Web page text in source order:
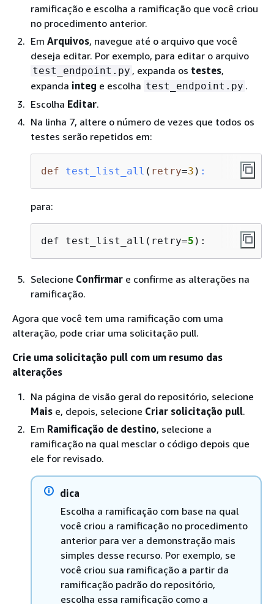
ramificação e escolha a ramificação que você criou
no procedimento anterior.
Em Arquivos, navegue até o arquivo que você
deseja editar. Por exemplo, para editar o arquivo
test_endpoint.py , expanda os testes,
expanda integ e escolha test_endpoint.py .
Escolha Editar.
Na linha 7, altere o número de vezes que todos os
testes serão repetidos em:
def test_list_all ( retry=3 ) :
para:
def test_list_all(retry=5 ):
Selecione Confirmar e confirme as alterações na
ramificação.
Agora que você tem uma ramificação com uma
alteração, pode criar uma solicitação pull.
Crie uma solicitação pull com um resumo das
alterações
Na página de visão geral do repositório, selecione
Mais e, depois, selecione Criar solicitação pull.
Em Ramificação de destino, selecione a
ramificação na qual mesclar o código depois que
ele for revisado.
dica
Escolha a ramificação com base na qual
você criou a ramificação no procedimento
anterior para ver a demonstração mais
simples desse recurso. Por exemplo, se
você criou sua ramificação a partir da
ramificação padrão do repositório,
escolha essa ramificação como a